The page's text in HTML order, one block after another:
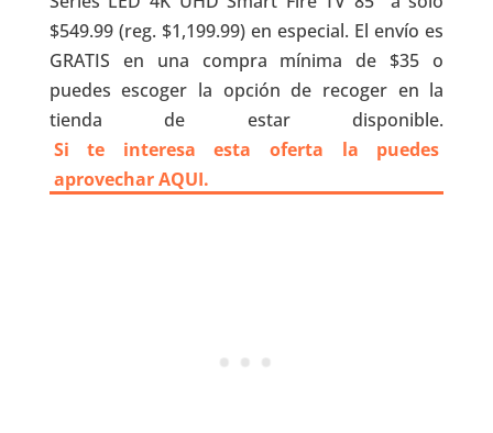
$549.99 (reg. $1,199.99) en especial. El envío es
GRATIS en una compra mínima de $35 o
puedes escoger la opción de recoger en la
tienda de estar disponible.
Si te interesa esta oferta la puedes
aprovechar AQUI.